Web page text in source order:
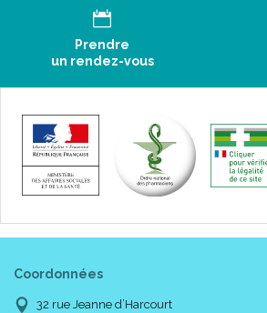
Prendre
un rendez-vous
Coordonnées
32 rue Jeanne d’Harcourt